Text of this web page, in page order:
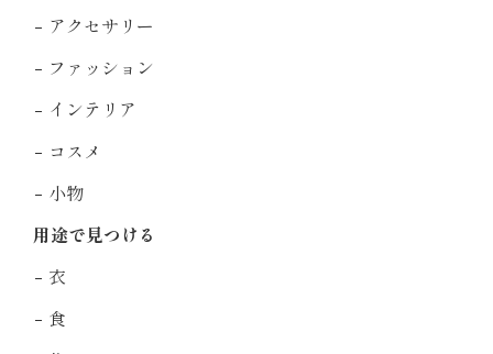
アクセサリー
ファッション
インテリア
コスメ
小物
用途で見つける
衣
食